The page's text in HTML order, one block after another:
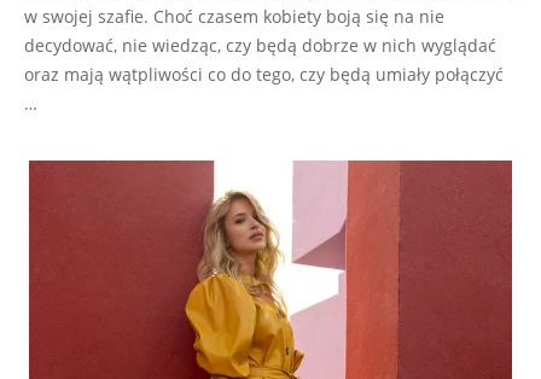
w swojej szafie. Choć czasem kobiety boją się na nie
decydować, nie wiedząc, czy będą dobrze w nich wyglądać
oraz mają wątpliwości co do tego, czy będą umiały połączyć
…